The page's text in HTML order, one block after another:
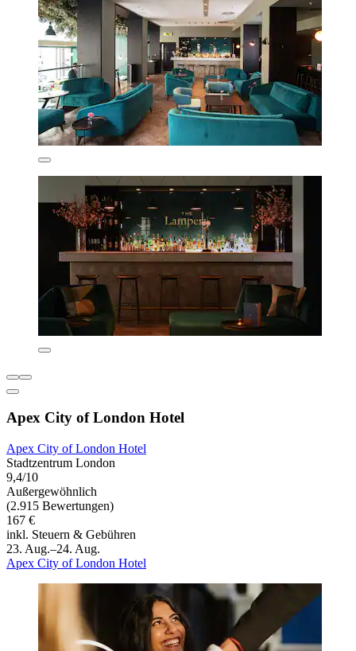
Apex City of London Hotel
Apex City of London Hotel
Stadtzentrum London
9,4/10
Außergewöhnlich
(2.915 Bewertungen)
167 €
inkl. Steuern & Gebühren
23. Aug.–24. Aug.
Apex City of London Hotel